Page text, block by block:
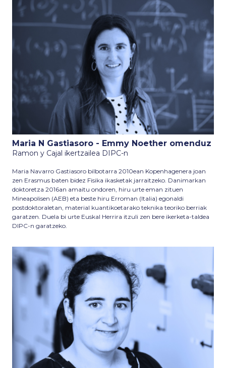
Maria N Gastiasoro - Emmy Noether omenduz
Ramon y Cajal ikertzailea DIPC-n
Maria Navarro Gastiasoro bilbotarra 2010ean Kopenhagenera joan
zen Erasmus baten bidez Fisika ikasketak jarraitzeko. Danimarkan
doktoretza 2016an amaitu ondoren, hiru urte eman zituen
Mineapolisen (AEB) eta beste hiru Erroman (Italia) egonaldi
postdoktoraletan, material kuantikoetarako teknika teoriko berriak
garatzen. Duela bi urte Euskal Herrira itzuli zen bere ikerketa-taldea
DIPC-n garatzeko.